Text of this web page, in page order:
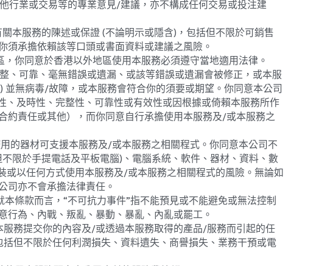
本服務的陳述或保證 (不論明示或隱含)，包括但不限於可銷售
須承擔依賴該等口頭或書面資料或建議之風險。
你同意於香港以外地區使用本服務必須遵守當地適用法律。
可靠、毫無錯誤或遺漏、或該等錯誤或遺漏會被修正，或本服
無病毒/故障，或本服務會符合你的須要或期望。你同意本公司
及時性、完整性、可靠性或有效性或因根據或倚賴本服務所作
約責任或其他），而你同意自行承擔使用本服務及/或本服務之
器材可支援本服務及/或本服務之相關程式。你同意本公司不
限於手提電話及平板電腦)、電腦系統、軟件、器材、資料、數
以任何方式使用本服務及/或本服務之相關程式的風險。無論如
司亦不會承擔法律責任。
條款而言，“不可抗力事件”指不能預見或不能避免或無法控制
行為、內戰、叛亂、暴動、暴亂、內亂或罷工。
務提交你的內容及/或透過本服務取得的產品/服務而引起的任
但不限於任何利潤損失、資料遺失、商譽損失、業務干預或電
用本服務而向本公司支付的服務費總額。